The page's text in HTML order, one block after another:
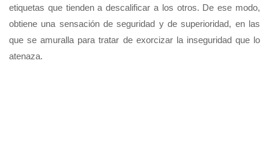
etiquetas que tienden a descalificar a los otros. De ese modo,
obtiene una sensación de seguridad y de superioridad, en las
que se amuralla para tratar de exorcizar la inseguridad que lo
atenaza.